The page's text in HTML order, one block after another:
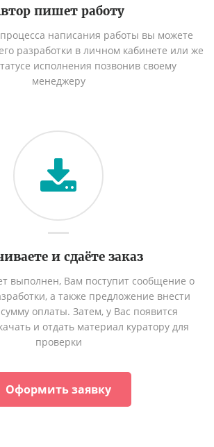
пишет работу
написания работы вы можете
разработки в личном кабинете или же
исполнения позвонив своему
менеджеру
и сдаёте заказ
выполнен, Вам поступит сообщение о
а также предложение внести
оплаты. Затем, у Вас появится
и отдать материал куратору для
проверки
Оформить заявку